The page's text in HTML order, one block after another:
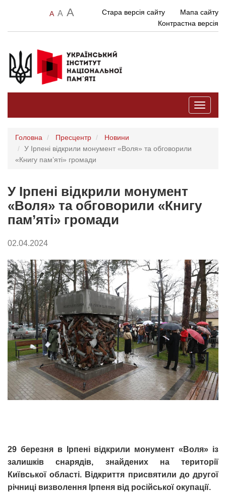
A A A Стара версія сайту
Мапа сайту
Контрастна версія
Toggle
Головна Пресцентр
Новини
У Ірпені відкрили монумент «Воля» та обговорили
«Книгу пам’яті» громади
У Ірпені відкрили монумент
«Воля» та обговорили «Книгу
пам’яті» громади
02.04.2024
29 березня в Ірпені відкрили монумент «Воля» із
залишків снарядів, знайдених на території
Київської області. Відкриття присвятили до другої
річниці визволення Ірпеня від російської окупації.